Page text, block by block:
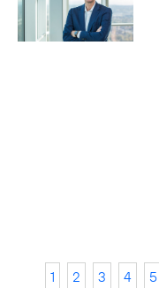
1 2 3 4 5